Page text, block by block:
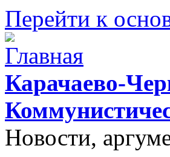
Перейти к
Карачаево-
Новости,